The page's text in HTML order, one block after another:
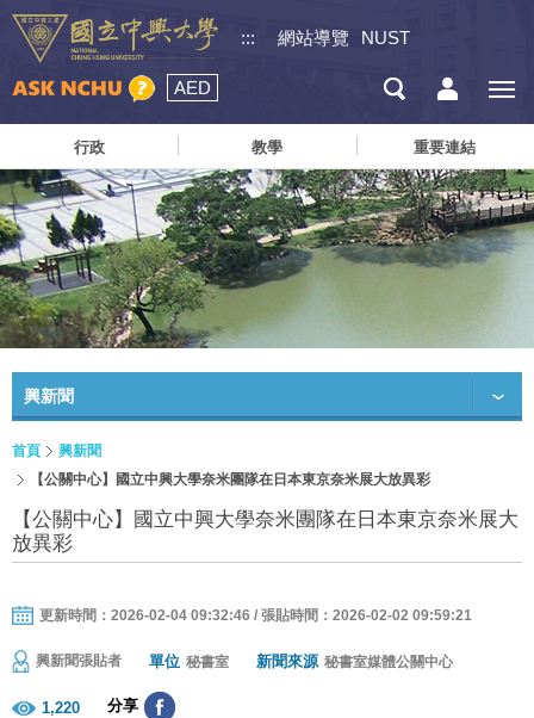
::: 網站導覽 NUST
AED
行政 教學 重要連結
興新聞
首頁
興新聞
【公關中心】國立中興大學奈米團隊在日本東京奈米展大放異彩
【公關中心】國立中興大學奈米團隊在日本東京奈米展大
放異彩
更新時間：2026-02-04 09:32:46 / 張貼時間：2026-02-02 09:59:21
興新聞張貼者 單位 秘書室 新聞來源 秘書室媒體公關中心
1,220 分享